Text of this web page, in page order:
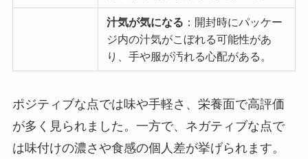
汁気が気になる ：開封時にパッケー
ジ内の汁気がこぼれる可能性があ
り、手や服が汚れる心配がある。
ポジティブな点では味や手軽さ、栄養面で高評価
が多く見られました。一方で、ネガティブな点で
は味付けの濃さや食感の個人差が挙げられます。